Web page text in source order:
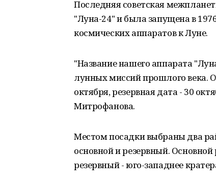
Последняя советская
"Луна-24" и была запущена в
космических аппаратов к Луне.
"Название нашего аппарата
лунных миссий прошлого века.
октября, резервная дата - 30
Митрофанова.
Местом посадки выбраны два
основной и резервный. Основной
резервный - юго-западнее